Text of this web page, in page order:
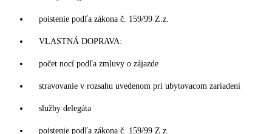
poistenie podľa zákona č. 159/99 Z.z.
VLASTNÁ DOPRAVA:
počet nocí podľa zmluvy o zájazde
stravovanie v rozsahu uvedenom pri ubytovacom zariadení
služby delegáta
poistenie podľa zákona č. 159/99 Z.z.